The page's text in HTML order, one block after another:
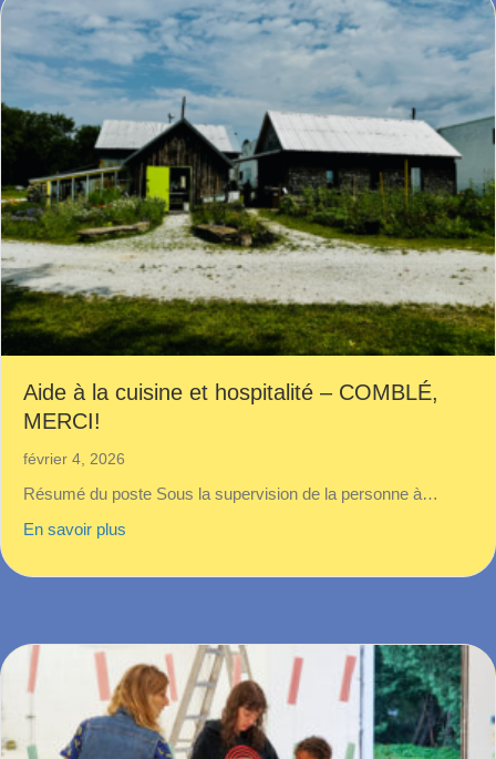
Aide à la cuisine et hospitalité – COMBLÉ,
MERCI!
février 4, 2026
Résumé du poste Sous la supervision de la personne à…
En savoir plus